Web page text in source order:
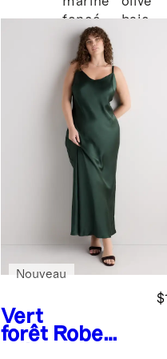
foncé
baie
Vert
forêt Robe
Nouveau